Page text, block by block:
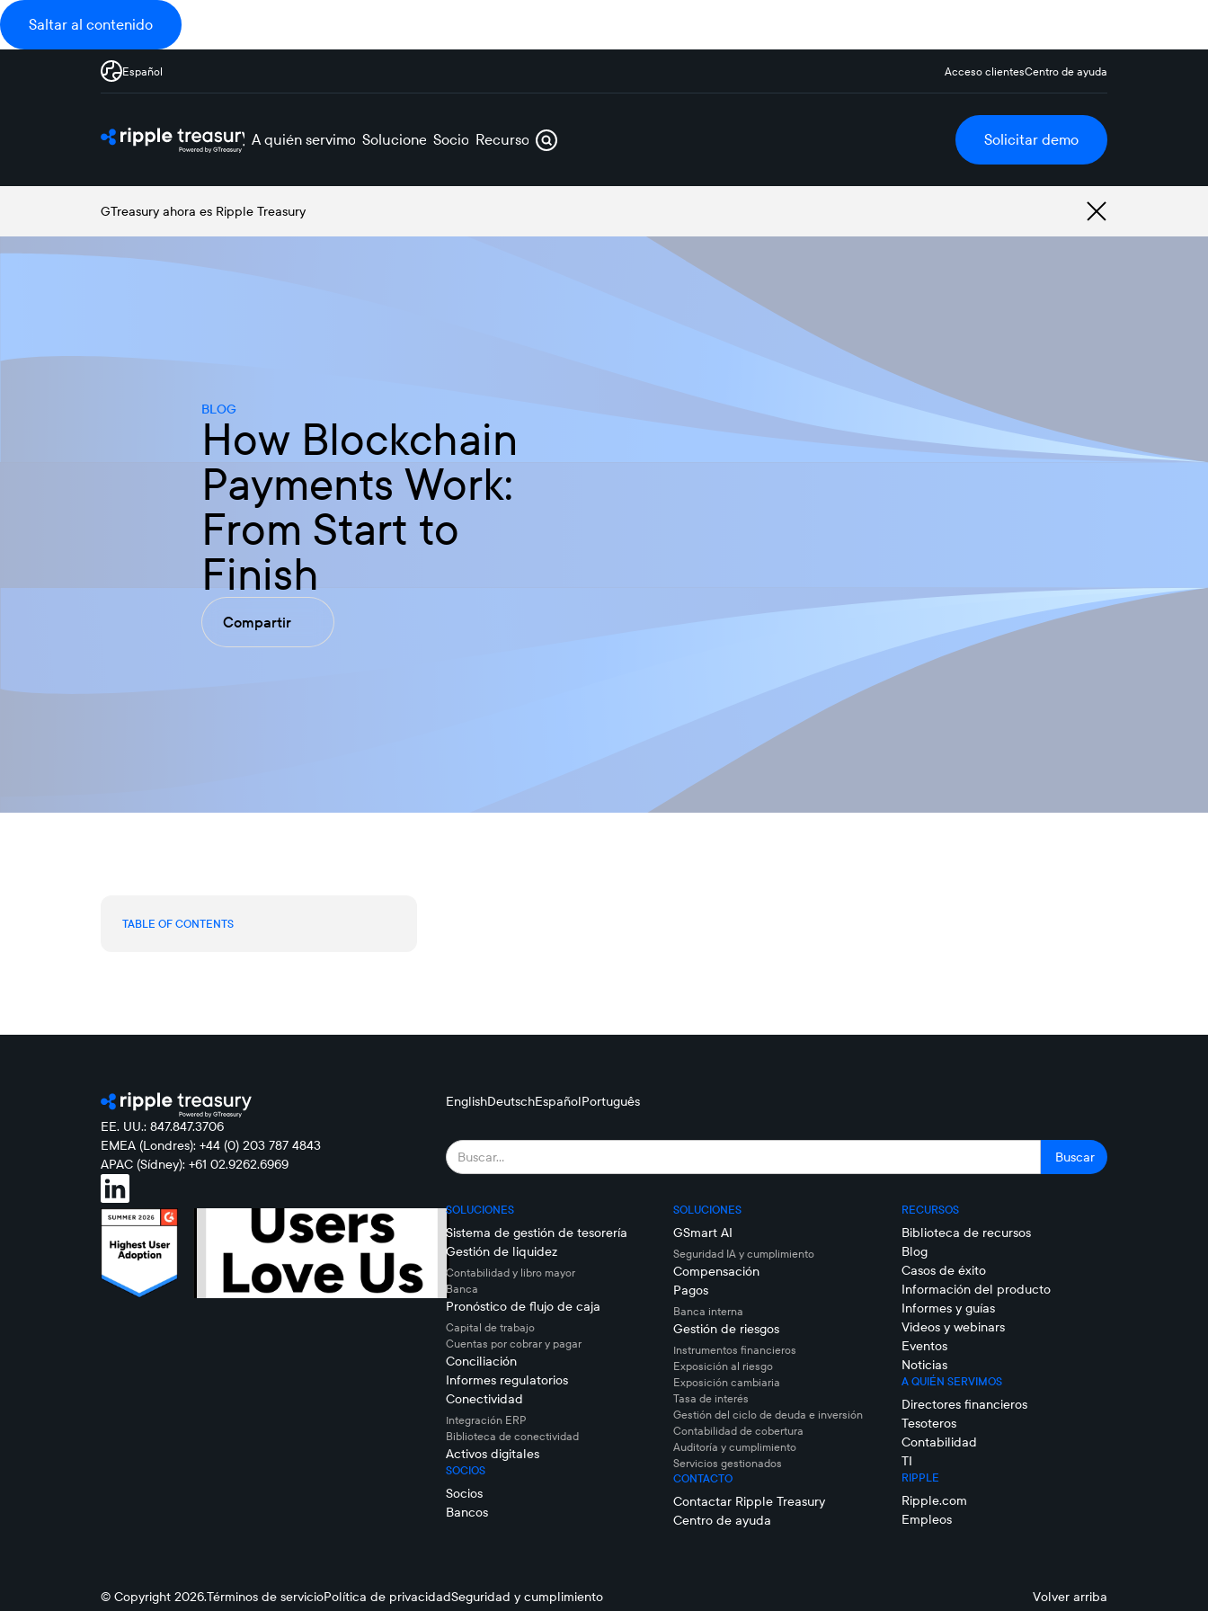
Saltar al contenido
Español Acceso clientesCentro de ayuda
A quién servimos Soluciones Socios Recursos Solicitar demo
GTreasury ahora es Ripple Treasury
BLOG
How Blockchain
Payments Work:
From Start to
Finish
Compartir
TABLE OF CONTENTS
EE. UU.: 847.847.3706
EMEA (Londres): +44 (0) 203 787 4843
APAC (Sídney): +61 02.9262.6969
EnglishDeutschEspañolPortuguês
SOLUCIONES
Sistema de gestión de tesorería
Gestión de liquidez
Contabilidad y libro mayor
Banca
Pronóstico de flujo de caja
Capital de trabajo
Cuentas por cobrar y pagar
Conciliación
Informes regulatorios
Conectividad
Integración ERP
Biblioteca de conectividad
Activos digitales
SOCIOS
Socios
Bancos
SOLUCIONES
GSmart AI
Seguridad IA y cumplimiento
Compensación
Pagos
Banca interna
Gestión de riesgos
Instrumentos financieros
Exposición al riesgo
Exposición cambiaria
Tasa de interés
Gestión del ciclo de deuda e inversión
Contabilidad de cobertura
Auditoría y cumplimiento
Servicios gestionados
CONTACTO
Contactar Ripple Treasury
Centro de ayuda
RECURSOS
Biblioteca de recursos
Blog
Casos de éxito
Información del producto
Informes y guías
Videos y webinars
Eventos
Noticias
A QUIÉN SERVIMOS
Directores financieros
Tesoteros
Contabilidad
TI
RIPPLE
Ripple.com
Empleos
© Copyright 2026.Términos de servicioPolítica de privacidadSeguridad y cumplimiento Volver arriba